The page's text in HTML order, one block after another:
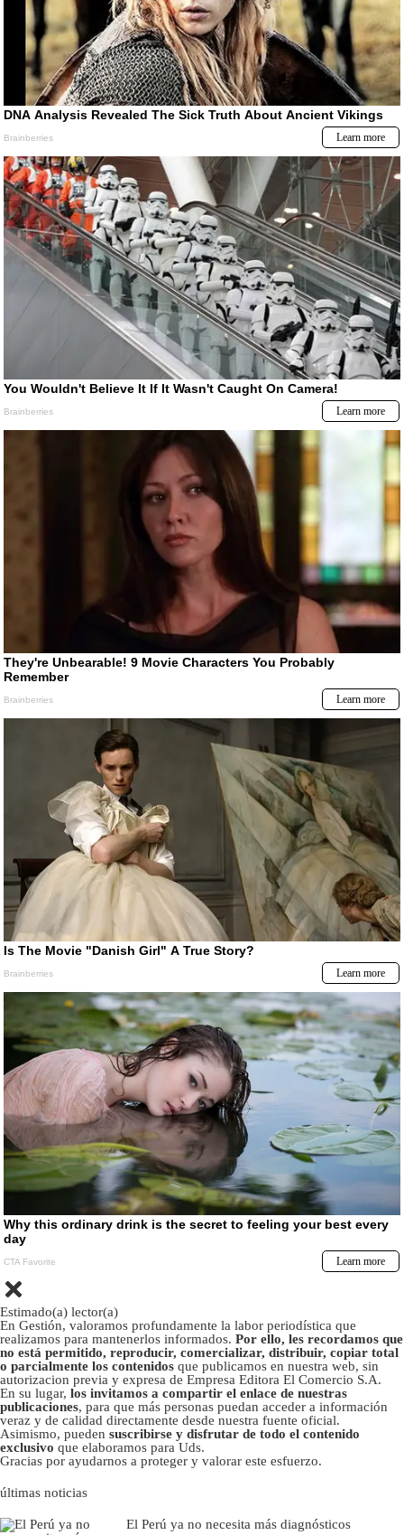
Estimado(a) lector(a)
En Gestión, valoramos profundamente la labor periodística que
realizamos para mantenerlos informados. Por ello, les recordamos que
no está permitido, reproducir, comercializar, distribuir, copiar total
o parcialmente los contenidos que publicamos en nuestra web, sin
autorizacion previa y expresa de Empresa Editora El Comercio S.A.
En su lugar, los invitamos a compartir el enlace de nuestras
publicaciones, para que más personas puedan acceder a información
veraz y de calidad directamente desde nuestra fuente oficial.
Asimismo, pueden suscribirse y disfrutar de todo el contenido
exclusivo que elaboramos para Uds.
Gracias por ayudarnos a proteger y valorar este esfuerzo.
últimas noticias
El Perú ya no necesita más diagnósticos